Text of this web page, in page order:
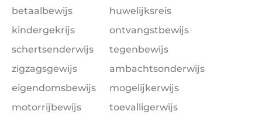
betaalbewijs
huwelijksreis
kindergekrijs
ontvangstbewijs
schertsenderwijs
tegenbewijs
zigzagsgewijs
ambachtsonderwijs
eigendomsbewijs
mogelijkerwijs
motorrijbewijs
toevalligerwijs